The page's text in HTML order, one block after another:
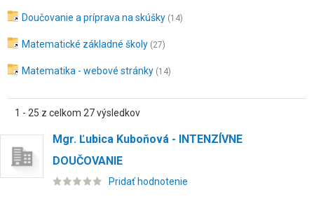
Doučovanie a príprava na skúšky (14)
Matematické základné školy (27)
Matematika - webové stránky (14)
1 - 25 z celkom 27 výsledkov
Mgr. Ľubica Kuboňová - INTENZÍVNE
DOUČOVANIE
Pridať hodnotenie